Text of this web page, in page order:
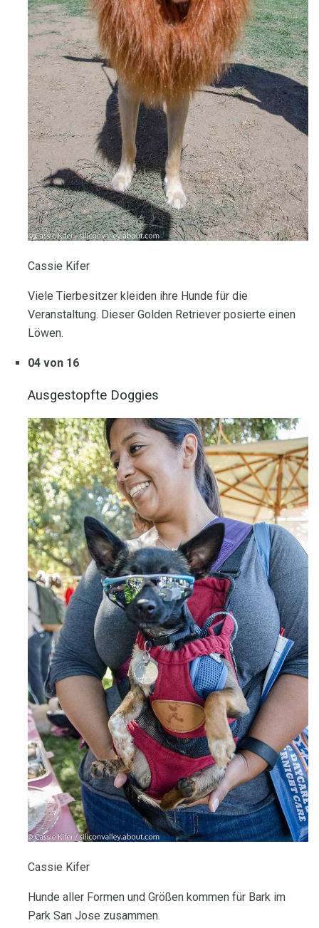
Cassie Kifer
Viele Tierbesitzer kleiden ihre Hunde für die
Veranstaltung. Dieser Golden Retriever posierte einen
Löwen.
04 von 16
Ausgestopfte Doggies
Cassie Kifer
Hunde aller Formen und Größen kommen für Bark im
Park San Jose zusammen.